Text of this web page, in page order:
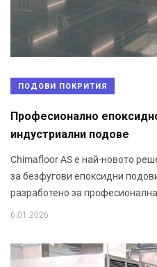
ПОДОВИ ПОКРИТИЯ
Професионално
индустриални подове
Chimafloor AS е най-новото
за безфугови епоксидни
разработено за
6.01.2026